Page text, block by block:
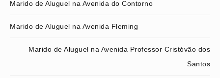
Marido de Aluguel na Avenida do Contorno
Marido de Aluguel na Avenida Fleming
Marido de Aluguel na Avenida Professor Cristóvão dos
Santos